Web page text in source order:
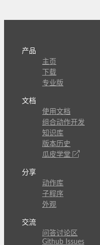
产品
主页
下载
专业版
文档
使用文档
组合动作开发
知识库
版本历史
瓜皮学堂
分享
动作库
子程序
外观
交流
问答讨论区
Github Issues